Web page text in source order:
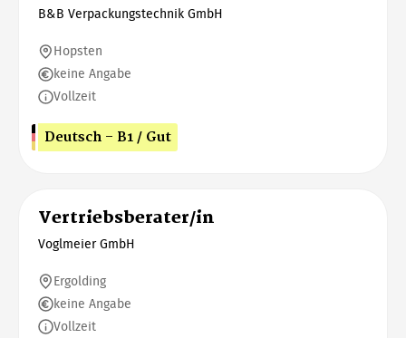
B&B Verpackungstechnik GmbH
Hopsten
keine Angabe
Vollzeit
Deutsch - B1 / Gut
Vertriebsberater/in
Voglmeier GmbH
Ergolding
keine Angabe
Vollzeit